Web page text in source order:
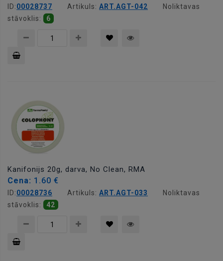
ID:00028737 Artikuls: ART.AGT-042
Noliktavas
stāvoklis:
6
Kanifonijs 20g, darva, No Clean, RMA
Cena: 1.60 €
ID:00028736 Artikuls: ART.AGT-033
Noliktavas
stāvoklis:
42